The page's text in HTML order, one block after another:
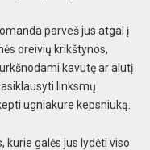
parveš jus atgal į
oreivių krikštynos,
kavutę ar alutį
linksmų
ugniakure kepsniuką.
galės jus lydėti viso